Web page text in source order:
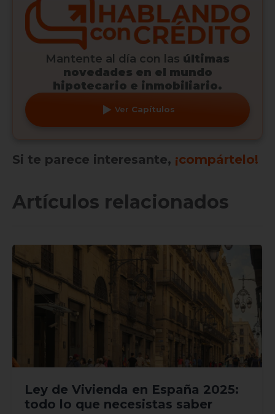
Mantente al día con las últimas
novedades en el mundo
hipotecario e inmobiliario.
Ver Capítulos
Si te parece interesante, ¡compártelo!
Artículos relacionados
Ley de Vivienda en España 2025:
todo lo que necesistas saber